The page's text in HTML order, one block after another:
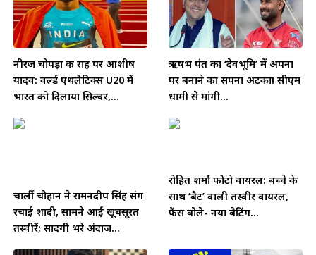
नीरज चोपड़ा की राह पर आशीष
यादव: वर्ल्ड एथलेटिक्स U20 में
भारत को दिलाया सिल्वर,...
ऋषभ पंत का ‘देवभूमि’ में अपना
घर बनाने का सपना अटका! सीएम
धामी से मांगी...
चार्ली चौहान ने रामनदीप सिंह संग
रचाई शादी, सामने आईं खूबसूरत
तस्वीरें; सादगी भरे अंदाज...
रोहित शर्मा फोटो वायरल: बच्चे के
साथ ‘बैट’ वाली तस्वीर वायरल,
फैंस बोले- नया बैटिंग...